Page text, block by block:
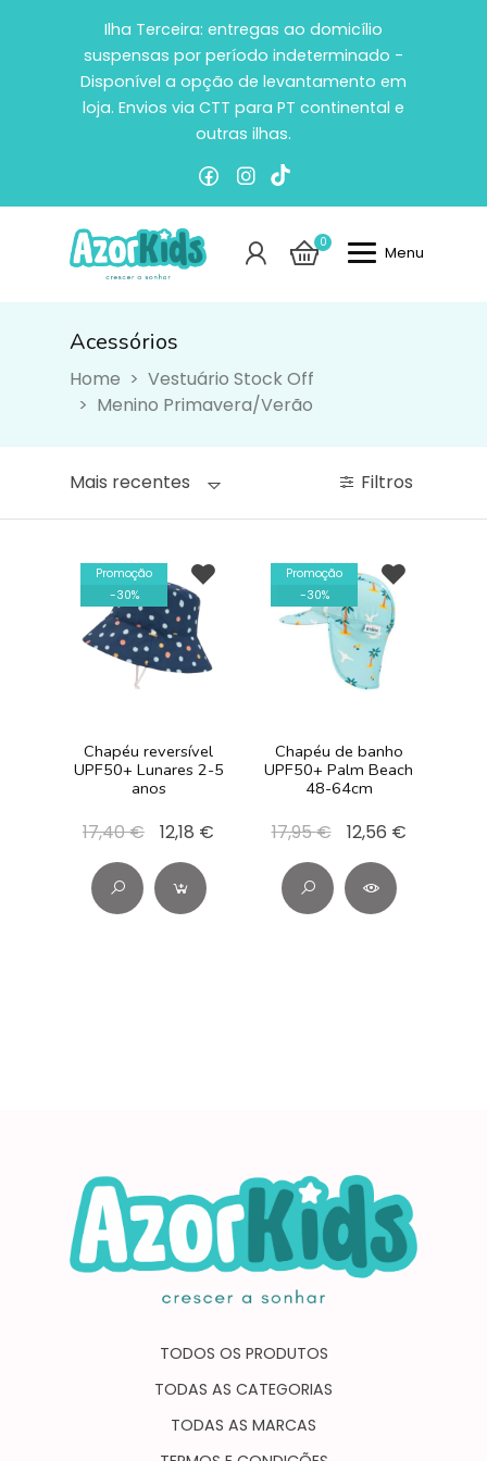
Ilha Terceira: entregas ao domicílio
suspensas por período indeterminado -
Disponível a opção de levantamento em
loja. Envios via CTT para PT continental e
outras ilhas.
0
Menu
Acessórios
Acessórios
Home
Vestuário Stock Off
Menino Primavera/Verão
Mais recentes Filtros
Promoção
-30%
Chapéu reversível
UPF50+ Lunares 2-5
anos
17,40 € 12,18 €
Promoção
-30%
Chapéu de banho
UPF50+ Palm Beach
48-64cm
17,95 € 12,56 €
TODOS OS PRODUTOS
TODAS AS CATEGORIAS
TODAS AS MARCAS